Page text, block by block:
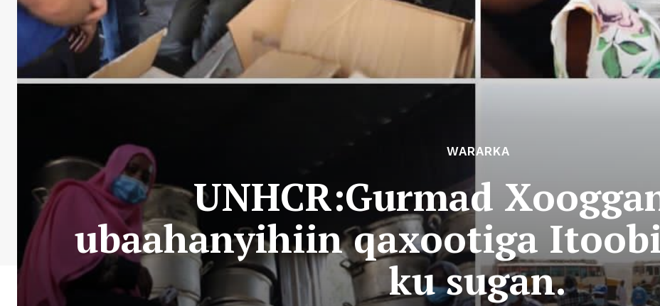
WARARKA
UNHCR:Gurmad
ubaahanyihiin qaxootiga
ku sugan.